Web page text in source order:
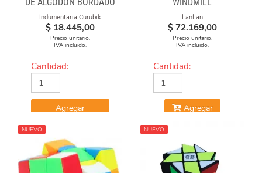
"ARGENTINA CUBEA"
Indumentaria Curubik
$ 18.445,00
Precio unitario.
IVA incluido.
Cantidad:
Agregar
LanLan
$ 72.169,00
Precio unitario.
IVA incluido.
Cantidad:
Agregar
NUEVO NUEVO